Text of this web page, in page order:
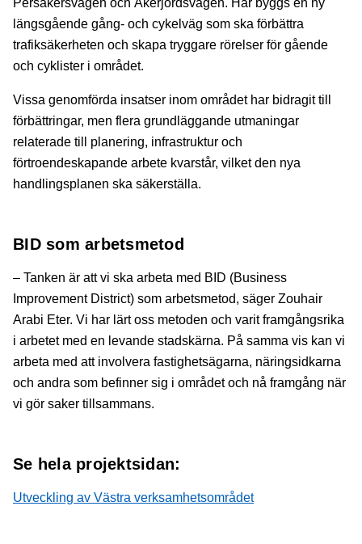
längsgående gång- och cykelväg som ska förbättra
trafiksäkerheten och skapa tryggare rörelser för gående
och cyklister i området.
Vissa genomförda insatser inom området har bidragit till
förbättringar, men flera grundläggande utmaningar
relaterade till planering, infrastruktur och
förtroendeskapande arbete kvarstår, vilket den nya
handlingsplanen ska säkerställa.
BID som arbetsmetod
– Tanken är att vi ska arbeta med BID (Business
Improvement District) som arbetsmetod, säger Zouhair
Arabi Eter. Vi har lärt oss metoden och varit framgångsrika
i arbetet med en levande stadskärna. På samma vis kan vi
arbeta med att involvera fastighetsägarna, näringsidkarna
och andra som befinner sig i området och nå framgång när
vi gör saker tillsammans.
Se hela projektsidan:
Utveckling av Västra verksamhetsområdet